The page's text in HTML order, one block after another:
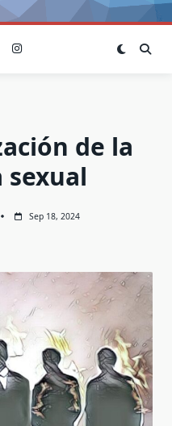
de la
Sep 18, 2024